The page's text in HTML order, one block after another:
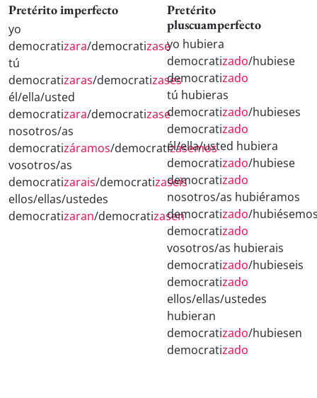
Pretérito imperfecto
yo
democratizara/democratizase
tú
democratizaras/democratizases
él/ella/usted
democratizara/democratizase
nosotros/as
democratizáramos/democratizásemos
vosotros/as
democratizarais/democratizaseis
ellos/ellas/ustedes
democratizaran/democratizasen
Pretérito
pluscuamperfecto
yo hubiera
democratizado/hubiese
democratizado
tú hubieras
democratizado/hubieses
democratizado
él/ella/usted hubiera
democratizado/hubiese
democratizado
nosotros/as hubiéramos
democratizado/
democratizado
vosotros/as hubierais
democratizado/hubieseis
democratizado
ellos/ellas/ustedes
hubieran
democratizado/hubiesen
democratizado